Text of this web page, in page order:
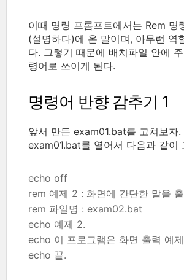
이때 명령 프롬프트에서는 Rem 명
(설명하다)에 온 말이며, 아무런 역
다. 그렇기 때문에 배치파일 안에
령어로 쓰이게 된다.
명령어 반향 감추기 1
앞서 만든 exam01.bat를 고쳐보자.
exam01.bat를 열어서 다음과 같이
echo off
rem 예제 2 : 화면에 간단한 말을
rem 파일명 : exam02.bat
echo 예제 2.
echo 이 프로그램은 화면 출력 예
echo 끝.